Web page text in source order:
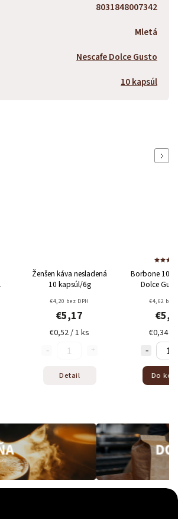
8031848007342
Mletá
Nescafe Dolce Gusto
10 kapsúl
Ženšen káva nesladená
10 kapsúl/6g
€4,20 bez DPH
€5,17
€0,52 / 1 ks
Detail
Borbone
Dolce
€4,62 bez
€0,34 /
Do
Next